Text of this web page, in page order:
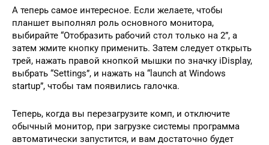
А теперь самое интересное. Если желаете, чтобы
планшет выполнял роль основного монитора,
выбирайте “Отобразить рабочий стол только на 2”, а
затем жмите кнопку применить. Затем следует открыть
трей, нажать правой кнопкой мышки по значку iDisplay,
выбрать “Settings”, и нажать на “launch at Windows
startup”, чтобы там появились галочка.
Теперь, когда вы перезагрузите комп, и отключите
обычный монитор, при загрузке системы программа
автоматически запустится, и вам достаточно будет